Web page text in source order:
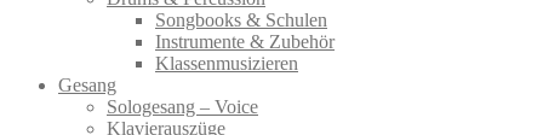
Songbooks & Schulen
Instrumente & Zubehör
Klassenmusizieren
Gesang
Sologesang – Voice
Klavierauszüge